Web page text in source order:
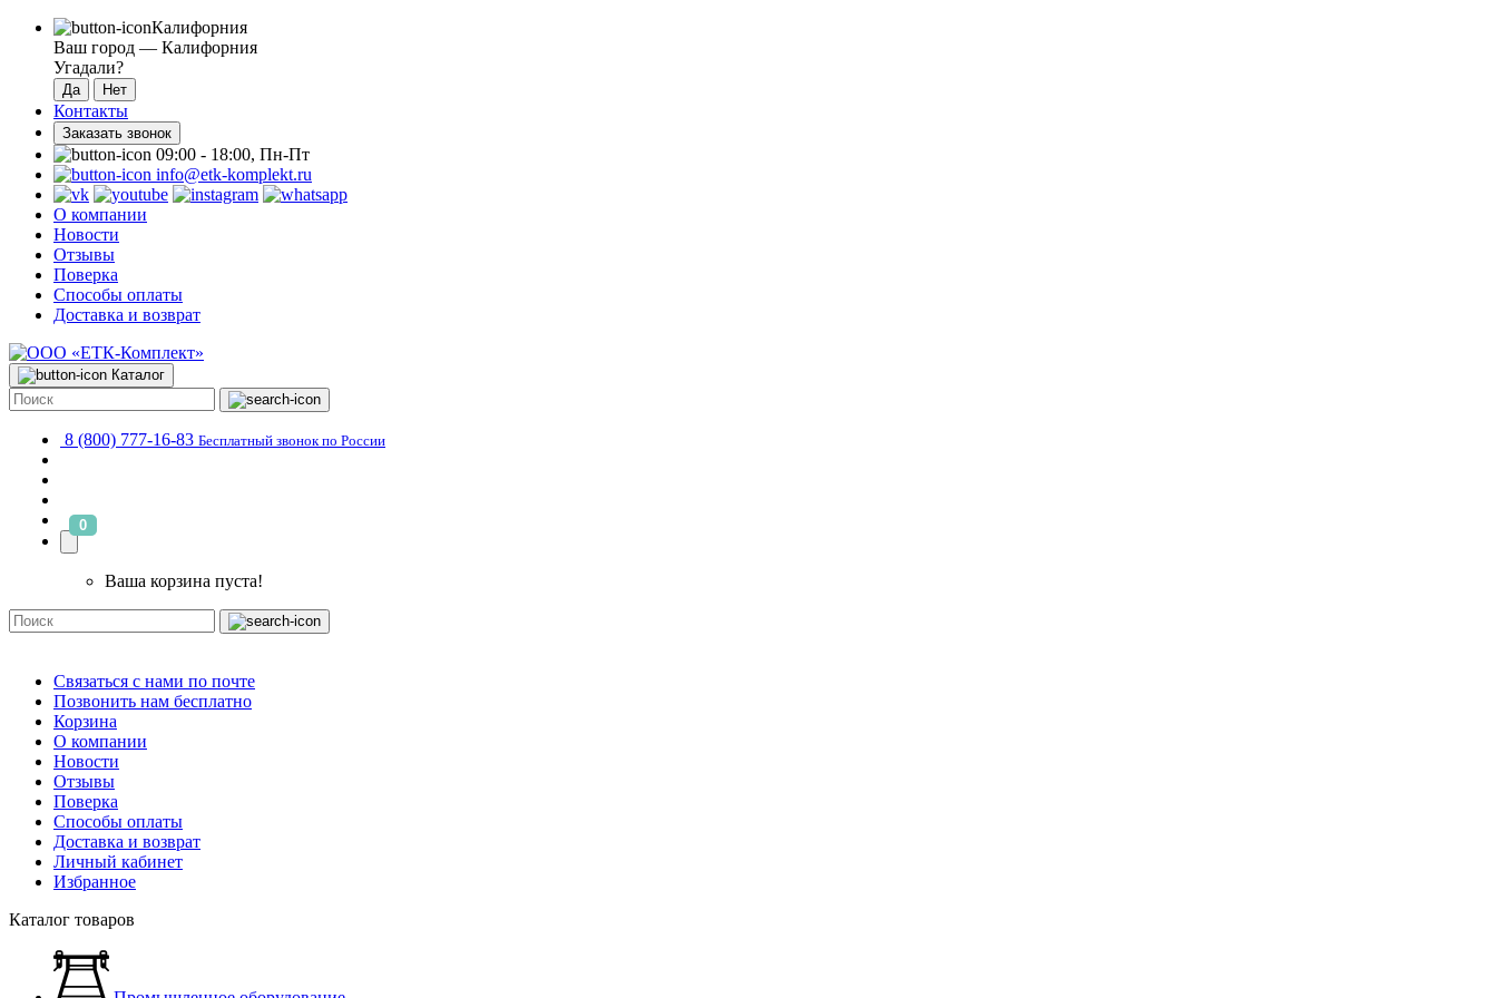
Калифорния
Ваш город — Калифорния
Угадали?
Контакты
Заказать звонок
09:00 - 18:00, Пн-Пт
info@etk-komplekt.ru
О компании
Новости
Отзывы
Поверка
Способы оплаты
Доставка и возврат
Каталог
8 (800) 777-16-83 Бесплатный звонок по России
0
Ваша корзина пуста!
Связаться с нами по почте
Позвонить нам бесплатно
Корзина
О компании
Новости
Отзывы
Поверка
Способы оплаты
Доставка и возврат
Личный кабинет
Избранное
Каталог товаров